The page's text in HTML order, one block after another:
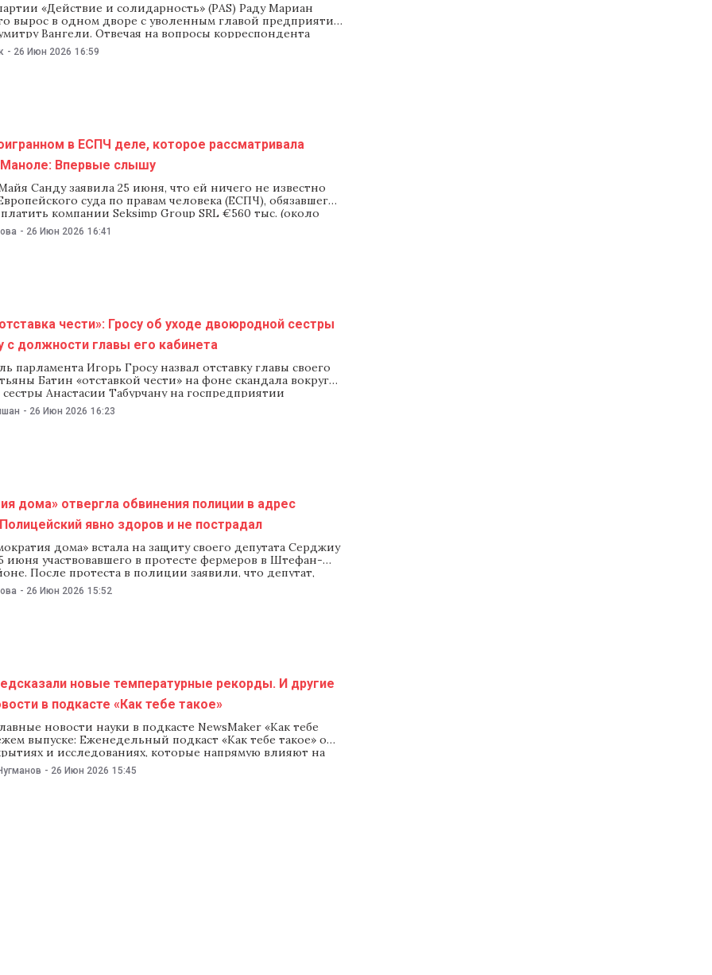
«Действие и солидарность» (PAS) Раду Мариан
вырос в одном дворе с уволенным главой предприятия
Вангели. Отвечая на вопросы корреспондента
июня, Мариан сказал, что, несмотря на давнее
он не знал, где учился Вангели, и они не были друзьями.
- 26 Июн 2026 16:59
в ЕСПЧ деле, которое рассматривала
Впервые слышу
Санду заявила 25 июня, что ей ничего не известно
суда по правам человека (ЕСПЧ), обязавшего
компании Seksimp Group SRL €560 тыс. (около
и участии в этом председателя Конституционного суда
В начале июня этого года стало известно, что
- 26 Июн 2026 16:41
чести»: Гросу об уходе двоюродной сестры
с должности главы его кабинета
парламента Игорь Гросу назвал отставку главы своего
Батин «отставкой чести» на фоне скандала вокруг
Анастасии Табурчану на госпредприятии
он заявил в пятницу 26 июня. По словам Гросу, Татьяна
заявление об отставке в среду, 24 июня. «Я считаю, что
- 26 Июн 2026 16:23
дома» отвергла обвинения полиции в адрес
явно здоров и не пострадал
дома» встала на защиту своего депутата Серджиу
июня участвовавшего в протесте фермеров в Штефан-
После протеста в полиции заявили, что депутат,
задел колесом их сотрудника, обеспечивавшего
В партии на это ответили, что правоохранители
- 26 Июн 2026 15:52
новые температурные рекорды. И другие
в подкасте «Как тебе такое»
новости науки в подкасте NewsMaker «Как тебе
выпуске: Еженедельный подкаст «Как тебе такое» о
и исследованиях, которые напрямую влияют на
выходит каждый вторник. Свежий выпуск также можно
платформах: Если у вас нет возможности послушать
- 26 Июн 2026 15:45